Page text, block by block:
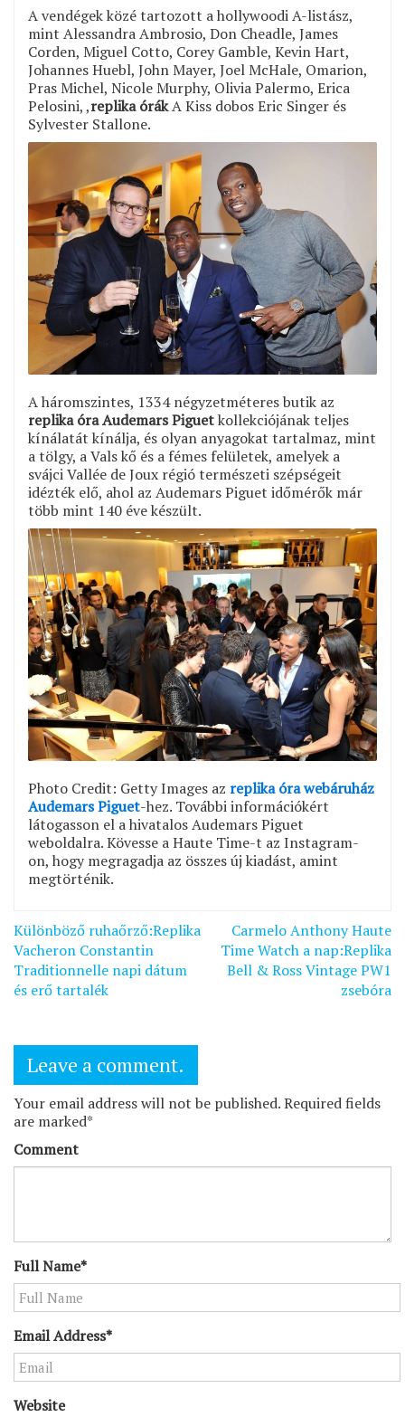
A vendégek közé tartozott a hollywoodi A-listász,
mint Alessandra Ambrosio, Don Cheadle, James
Corden, Miguel Cotto, Corey Gamble, Kevin Hart,
Johannes Huebl, John Mayer, Joel McHale, Omarion,
Pras Michel, Nicole Murphy, Olivia Palermo, Erica
Pelosini, ,replika órákA Kiss dobos Eric Singer és
Sylvester Stallone.
A háromszintes, 1334 négyzetméteres butik az
replika óra Audemars Piguetkollekciójának teljes
kínálatát kínálja, és olyan anyagokat tartalmaz, mint
a tölgy, a Vals kő és a fémes felületek, amelyek a
svájci Vallée de Joux régió természeti szépségeit
idézték elő, ahol az Audemars Piguet időmérők már
több mint 140 éve készült.
Photo Credit: Getty Images az replika óra webáruház
Audemars Piguet-hez. További információkért
látogasson el a hivatalos Audemars Piguet
weboldalra. Kövesse a Haute Time-t az Instagram-
on, hogy megragadja az összes új kiadást, amint
megtörténik.
Bejegyzés
navigáció
Különböző ruhaőrző:Replika
Vacheron Constantin
Traditionnelle napi dátum
és erő tartalék
Carmelo Anthony Haute
Time Watch a nap:Replika
Bell & Ross Vintage PW1
zsebóra
Leave a comment.
Your email address will not be published. Required fields
are marked*
Comment
Full Name*
Email Address*
Website